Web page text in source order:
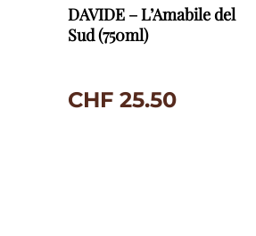
DAVIDE – L’Amabile del
Sud (750ml)
CHF25.50